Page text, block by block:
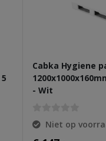
Cabka Hygiene
- Wit
Niet op